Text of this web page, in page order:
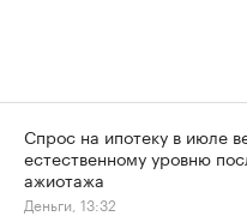
Спрос на ипотеку в июле
естественному уровню
ажиотажа
Деньги, 13:32